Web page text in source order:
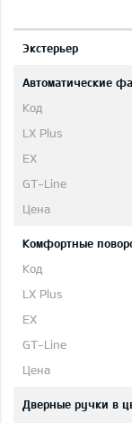
Экстерьер
Автоматические
Комфортные
Дверные ручки в